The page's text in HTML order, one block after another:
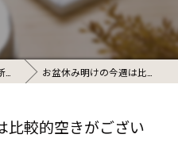
報 お盆休み明けの今週は比較的空きがございます❗️
比較的空きがござい